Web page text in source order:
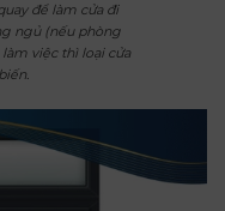
để làm cửa đi
ngủ (nếu phòng
việc thì loại cửa